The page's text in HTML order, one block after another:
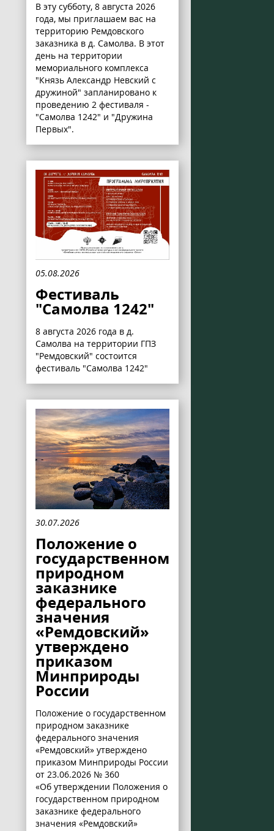
В эту субботу, 8 августа 2026
года, мы приглашаем вас на
территорию Ремдовского
заказника в д. Самолва. В этот
день на территории
мемориального комплекса
"Князь Александр Невский с
дружиной" запланировано к
проведению 2 фестиваля -
"Самолва 1242" и "Дружина
Первых".
05.08.2026
Фестиваль
"Самолва 1242"
8 августа 2026 года в д.
Самолва на территории ГПЗ
"Ремдовский" состоится
фестиваль "Самолва 1242"
30.07.2026
Положение о
государственном
природном
заказнике
федерального
значения
«Ремдовский»
утверждено
приказом
Минприроды
России
Положение о государственном
природном заказнике
федерального значения
«Ремдовский» утверждено
приказом Минприроды России
от 23.06.2026 № 360
«Об утверждении Положения о
государственном природном
заказнике федерального
значения «Ремдовский»